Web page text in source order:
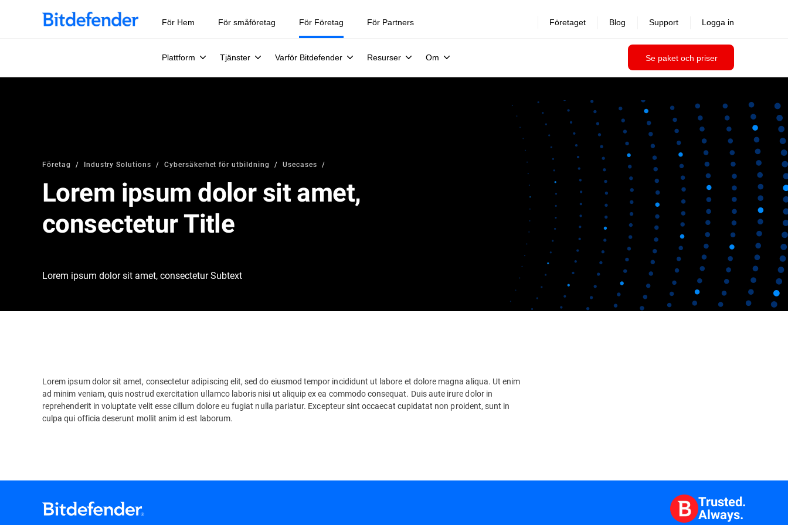
För Hem För småföretag För Företag
Plattform Tjänster Varför Bitdefender Resurser Om Se paket och priser
För Partners Företaget Blog Support Logga in
Företag Industry Solutions Cybersäkerhet för utbildning Usecases
Lorem ipsum dolor sit amet,
consectetur Title
Lorem ipsum dolor sit amet, consectetur Subtext
Lorem ipsum dolor sit amet, consectetur adipiscing elit, sed do eiusmod tempor incididunt ut labore et dolore magna aliqua. Ut enim
ad minim veniam, quis nostrud exercitation ullamco laboris nisi ut aliquip ex ea commodo consequat. Duis aute irure dolor in
reprehenderit in voluptate velit esse cillum dolore eu fugiat nulla pariatur. Excepteur sint occaecat cupidatat non proident, sunt in
culpa qui officia deserunt mollit anim id est laborum.
Trusted.
Always.